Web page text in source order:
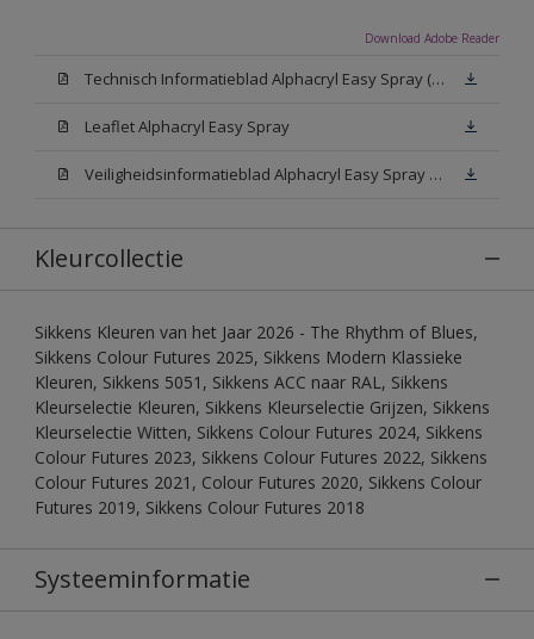
Download Adobe Reader
Technisch Informatieblad Alphacryl Easy Spray (PDF)
Leaflet Alphacryl Easy Spray
Veiligheidsinformatieblad Alphacryl Easy Spray White W05 (MSDS)
Kleurcollectie
Sikkens Kleuren van het Jaar 2026 - The Rhythm of Blues,
Sikkens Colour Futures 2025, Sikkens Modern Klassieke
Kleuren, Sikkens 5051, Sikkens ACC naar RAL, Sikkens
Kleurselectie Kleuren, Sikkens Kleurselectie Grijzen, Sikkens
Kleurselectie Witten, Sikkens Colour Futures 2024, Sikkens
Colour Futures 2023, Sikkens Colour Futures 2022, Sikkens
Colour Futures 2021, Colour Futures 2020, Sikkens Colour
Futures 2019, Sikkens Colour Futures 2018
Systeeminformatie